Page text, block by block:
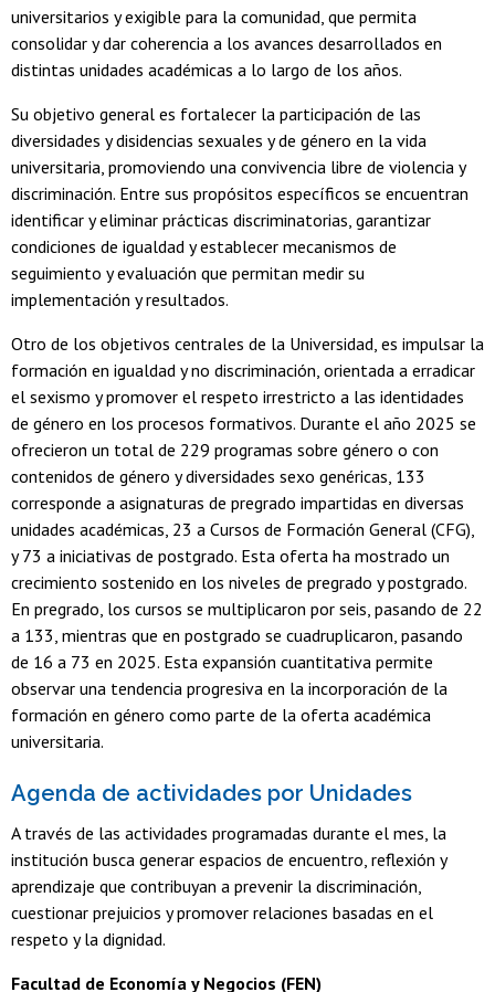
universitarios y exigible para la comunidad, que permita
consolidar y dar coherencia a los avances desarrollados en
distintas unidades académicas a lo largo de los años.
Su objetivo general es fortalecer la participación de las
diversidades y disidencias sexuales y de género en la vida
universitaria, promoviendo una convivencia libre de violencia y
discriminación. Entre sus propósitos específicos se encuentran
identificar y eliminar prácticas discriminatorias, garantizar
condiciones de igualdad y establecer mecanismos de
seguimiento y evaluación que permitan medir su
implementación y resultados.
Otro de los objetivos centrales de la Universidad, es impulsar la
formación en igualdad y no discriminación, orientada a erradicar
el sexismo y promover el respeto irrestricto a las identidades
de género en los procesos formativos. Durante el año 2025 se
ofrecieron un total de 229 programas sobre género o con
contenidos de género y diversidades sexo genéricas, 133
corresponde a asignaturas de pregrado impartidas en diversas
unidades académicas, 23 a Cursos de Formación General (CFG),
y 73 a iniciativas de postgrado. Esta oferta ha mostrado un
crecimiento sostenido en los niveles de pregrado y postgrado.
En pregrado, los cursos se multiplicaron por seis, pasando de 22
a 133, mientras que en postgrado se cuadruplicaron, pasando
de 16 a 73 en 2025. Esta expansión cuantitativa permite
observar una tendencia progresiva en la incorporación de la
formación en género como parte de la oferta académica
universitaria.
Agenda de actividades por Unidades
A través de las actividades programadas durante el mes, la
institución busca generar espacios de encuentro, reflexión y
aprendizaje que contribuyan a prevenir la discriminación,
cuestionar prejuicios y promover relaciones basadas en el
respeto y la dignidad.
Facultad de Economía y Negocios (FEN)